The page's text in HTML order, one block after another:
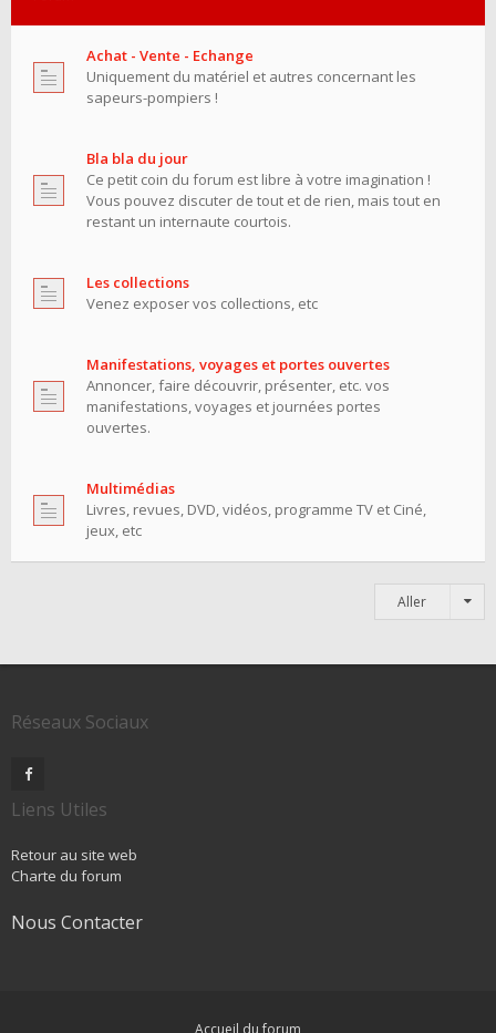
Achat - Vente - Echange
Uniquement du matériel et autres concernant les
sapeurs-pompiers !
Bla bla du jour
Ce petit coin du forum est libre à votre imagination !
Vous pouvez discuter de tout et de rien, mais tout en
restant un internaute courtois.
Les collections
Venez exposer vos collections, etc
Manifestations, voyages et portes ouvertes
Annoncer, faire découvrir, présenter, etc. vos
manifestations, voyages et journées portes
ouvertes.
Multimédias
Livres, revues, DVD, vidéos, programme TV et Ciné,
jeux, etc
Aller
Réseaux Sociaux
Liens Utiles
Retour au site web
Charte du forum
Nous Contacter
Accueil du forum